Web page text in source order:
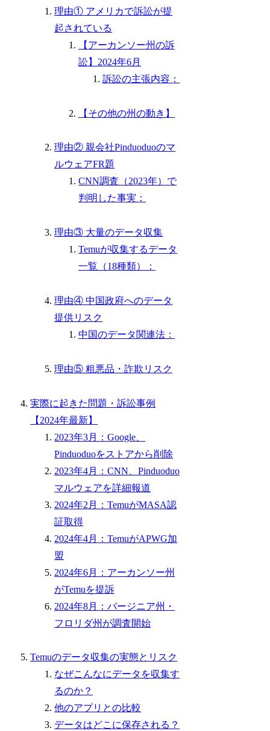
理由① アメリカで訴訟が提
起されている
【アーカンソー州の訴
訟】2024年6月
訴訟の主張内容：
【その他の州の動き】
理由② 親会社Pinduoduoのマ
ルウェアFR題
CNN調査（2023年）で
判明した事実：
理由③ 大量のデータ収集
Temuが収集するデータ
一覧（18種類）：
理由④ 中国政府へのデータ
提供リスク
中国のデータ関連法：
理由⑤ 粗悪品・詐欺リスク
実際に起きた問題・訴訟事例
【2024年最新】
2023年3月：Google、
Pinduoduoをストアから削除
2023年4月：CNN、Pinduoduo
マルウェアを詳細報道
2024年2月：TemuがMASA認
証取得
2024年4月：TemuがAPWG加
盟
2024年6月：アーカンソー州
がTemuを提訴
2024年8月：バージニア州・
フロリダ州が調査開始
Temuのデータ収集の実態とリスク
なぜこんなにデータを収集す
るのか？
他のアプリとの比較
データはどこに保存される？